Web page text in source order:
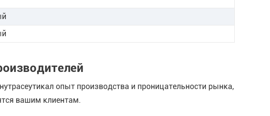
опыт производства и проницательности рынка,
вашим клиентам.